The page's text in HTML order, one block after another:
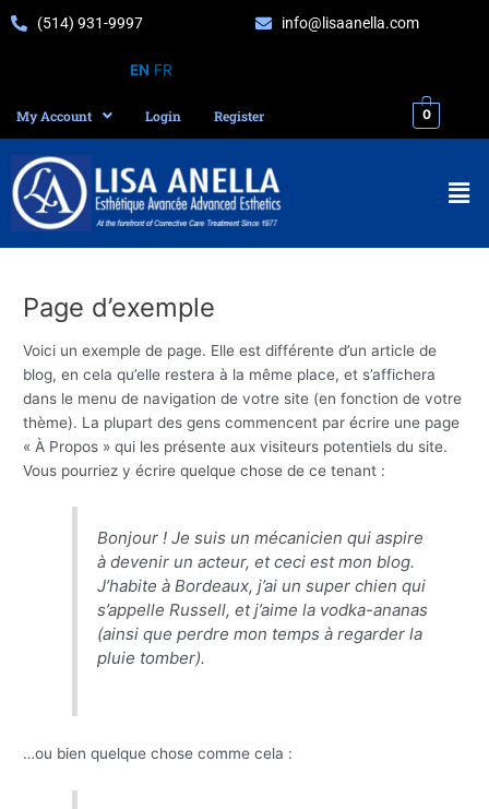
(514) 931-9997 info@lisaanella.com
EN FR
My Account Login Register 0
Page d’exemple
Voici un exemple de page. Elle est différente d’un article de
blog, en cela qu’elle restera à la même place, et s’affichera
dans le menu de navigation de votre site (en fonction de votre
thème). La plupart des gens commencent par écrire une page
« À Propos » qui les présente aux visiteurs potentiels du site.
Vous pourriez y écrire quelque chose de ce tenant :
Bonjour ! Je suis un mécanicien qui aspire
à devenir un acteur, et ceci est mon blog.
J’habite à Bordeaux, j’ai un super chien qui
s’appelle Russell, et j’aime la vodka-ananas
(ainsi que perdre mon temps à regarder la
pluie tomber).
…ou bien quelque chose comme cela :